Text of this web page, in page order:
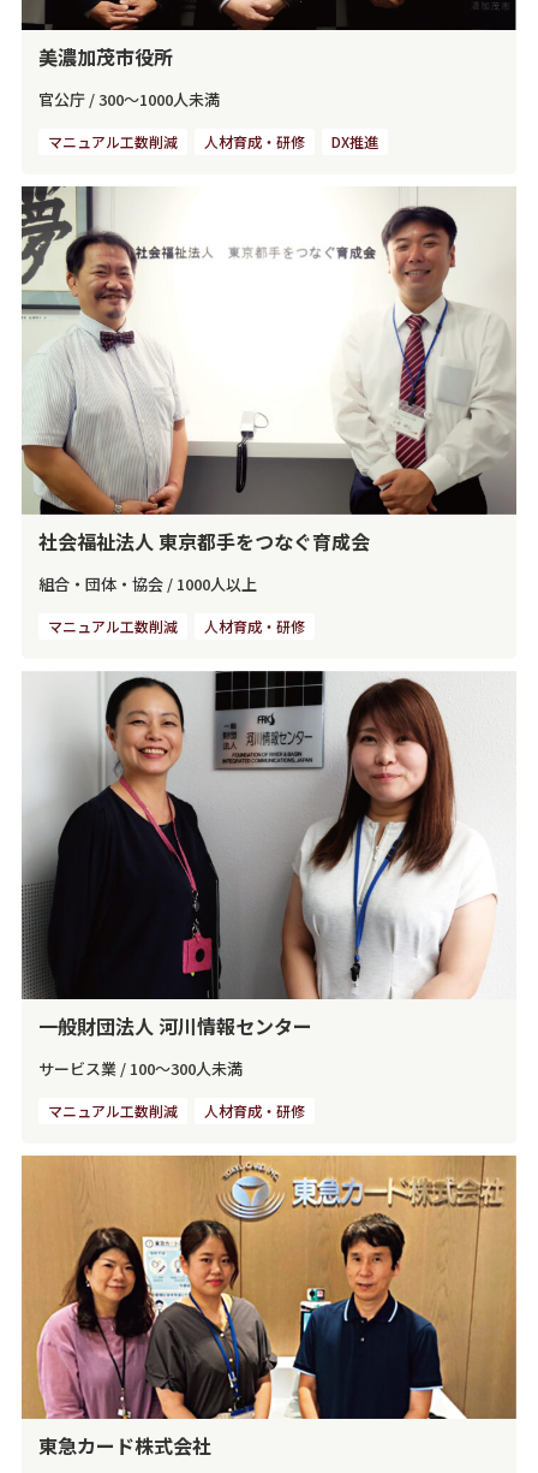
美濃加茂市役所
官公庁 /300～1000人未満
マニュアル工数削減 人材育成・研修 DX推進
社会福祉法人 東京都手をつなぐ育成会
組合・団体・協会 / 1000人以上
マニュアル工数削減 人材育成・研修
一般財団法人 河川情報センター
サービス業 / 100～300人未満
マニュアル工数削減 人材育成・研修
東急カード株式会社